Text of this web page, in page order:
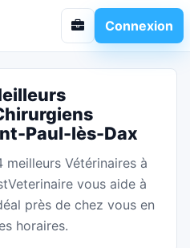
Connexion
Paul-lès-Dax
Vétérinaires à
vous aide à
près de chez vous en
horaires.